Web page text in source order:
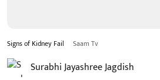
Signs of Kidney Fail Saam Tv
Surabhi Jayashree Jagdish